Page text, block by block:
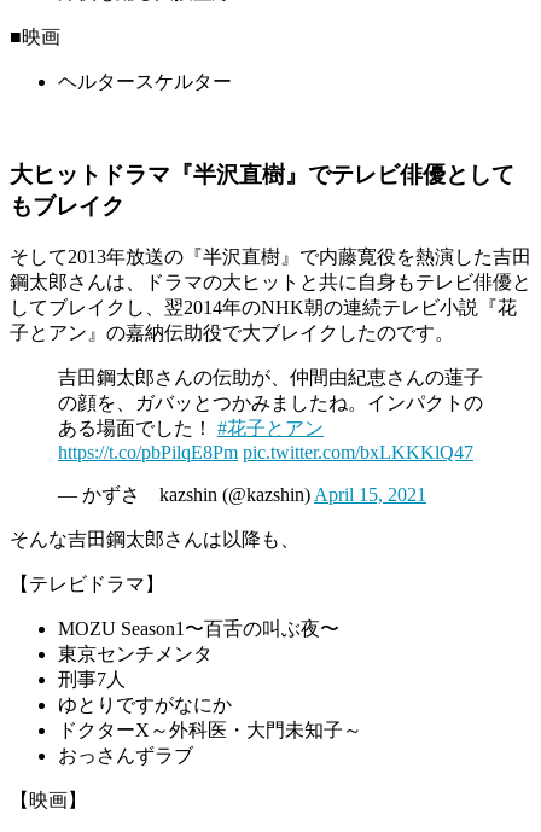
■映画
ヘルタースケルター
大ヒットドラマ『半沢直樹』でテレビ俳優として
もブレイク
そして2013年放送の『半沢直樹』で内藤寛役を熱演した吉田
鋼太郎さんは、ドラマの大ヒットと共に自身もテレビ俳優と
してブレイクし、翌2014年のNHK朝の連続テレビ小説『花
子とアン』の嘉納伝助役で大ブレイクしたのです。
吉田鋼太郎さんの伝助が、仲間由紀恵さんの蓮子
の顔を、ガバッとつかみましたね。インパクトの
ある場面でした！ #花子とアン
https://t.co/pbPilqE8Pm pic.twitter.com/bxLKKKlQ47
— かずさ kazshin (@kazshin) April 15, 2021
そんな吉田鋼太郎さんは以降も、
【テレビドラマ】
MOZU Season1〜百舌の叫ぶ夜〜
東京センチメンタ
刑事7人
ゆとりですがなにか
ドクターX～外科医・大門未知子～
おっさんずラブ
【映画】